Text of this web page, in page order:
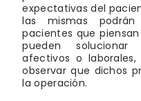
expectativas del
las mismas podrán
pacientes que
pueden solucionar
afectivos o
observar que dichos
la operación.